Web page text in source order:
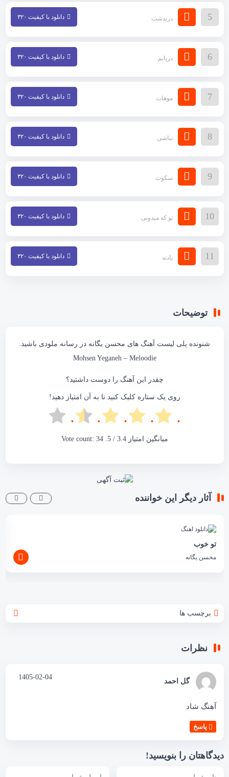
5 درندشت دانلود با کیفیت ۳۲۰
6 دریابم دانلود با کیفیت ۳۲۰
7 موهات دانلود با کیفیت ۳۲۰
8 نباشی دانلود با کیفیت ۳۲۰
9 سکوت دانلود با کیفیت ۳۲۰
10 تو که میدونی دانلود با کیفیت ۳۲۰
11 یادته دانلود با کیفیت ۳۲۰
توضیحات
شنونده پلی لیست آهنگ های محسن یگانه در رسانه ملودی باشید.
Mohsen Yeganeh – Meloodie
چقدر این آهنگ را دوست داشتید؟
روی یک ستاره کلیک کنید تا به آن امتیاز دهید!
میانگین امتیاز3.4
/ 5. Vote count:
34
آثار دیگر این خواننده
تو خوب
محسن یگانه
برچسب ها
نظرات
گل احمد
1405-02-04
آهنگ شاد
پاسخ
دیدگاهتان را بنویسید!